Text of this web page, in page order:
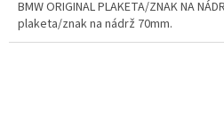
BMW ORIGINAL PLAKETA/ZNAK NA
plaketa/znak na nádrž 70mm.